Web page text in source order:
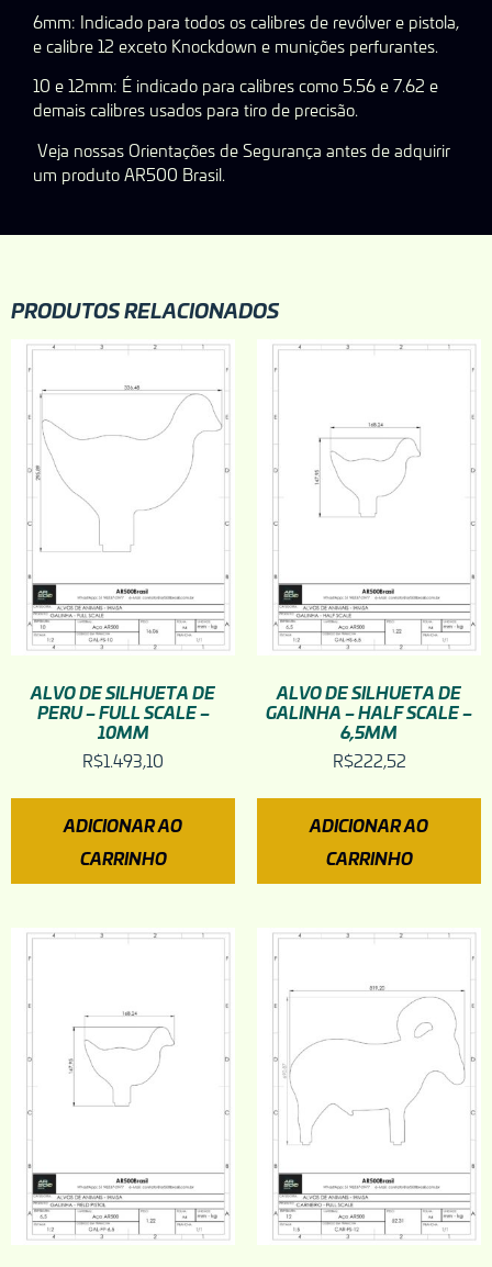
6mm: Indicado para todos os calibres de revólver e pistola,
e calibre 12 exceto Knockdown e munições perfurantes.
10 e 12mm: É indicado para calibres como 5.56 e 7.62 e
demais calibres usados para tiro de precisão.
Veja nossas Orientações de Segurança antes de adquirir
um produto AR500 Brasil.
PRODUTOS RELACIONADOS
ALVO DE SILHUETA DE
PERU – FULL SCALE –
10MM
R$1.493,10
ADICIONAR AO
CARRINHO
ALVO DE SILHUETA DE
GALINHA – HALF SCALE –
6,5MM
R$222,52
ADICIONAR AO
CARRINHO